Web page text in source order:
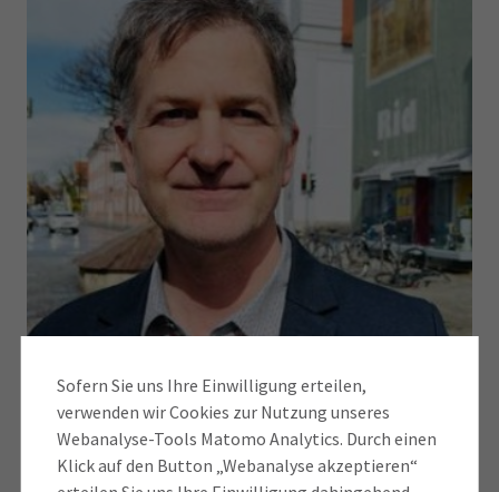
Sofern Sie uns Ihre Einwilligung erteilen,
verwenden wir Cookies zur Nutzung unseres
Webanalyse-Tools Matomo Analytics. Durch einen
Klick auf den Button „Webanalyse akzeptieren“
Mitarbeiter der Rid-Standorte sind auf Social Media aktiv: „Das ist authentisch,
der Lokalkolorit kommt gut an“, sagt Florian Lipp
© Kaufhaus Rid